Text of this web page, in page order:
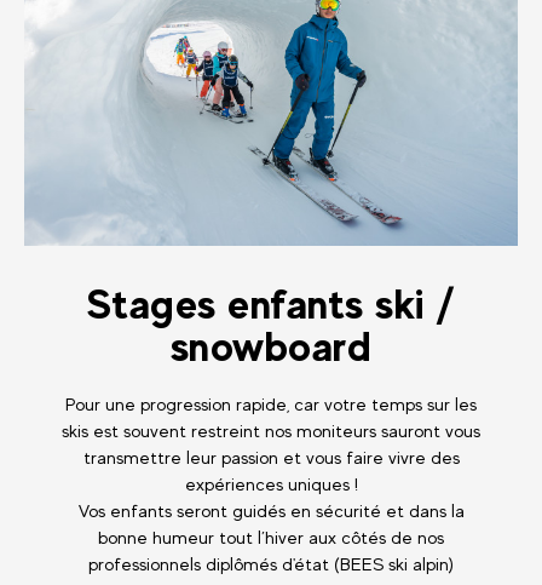
Stages enfants ski /
snowboard
Pour une progression rapide, car votre temps sur les
skis est souvent restreint nos moniteurs sauront vous
transmettre leur passion et vous faire vivre des
expériences uniques !
Vos enfants seront guidés en sécurité et dans la
bonne humeur tout l’hiver aux côtés de nos
professionnels diplômés d'état (BEES ski alpin)